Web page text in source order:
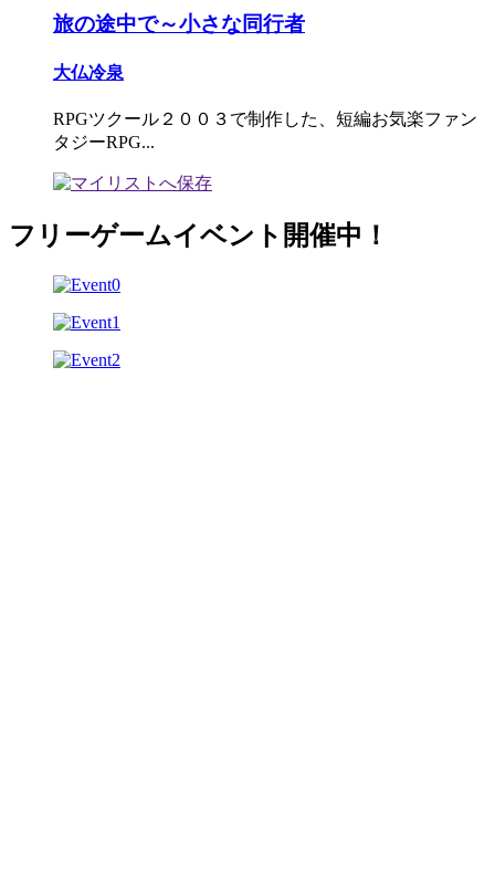
旅の途中で～小さな同行者
大仏冷泉
RPGツクール２００３で制作した、短編お気楽ファン
タジーRPG...
フリーゲームイベント開催中！